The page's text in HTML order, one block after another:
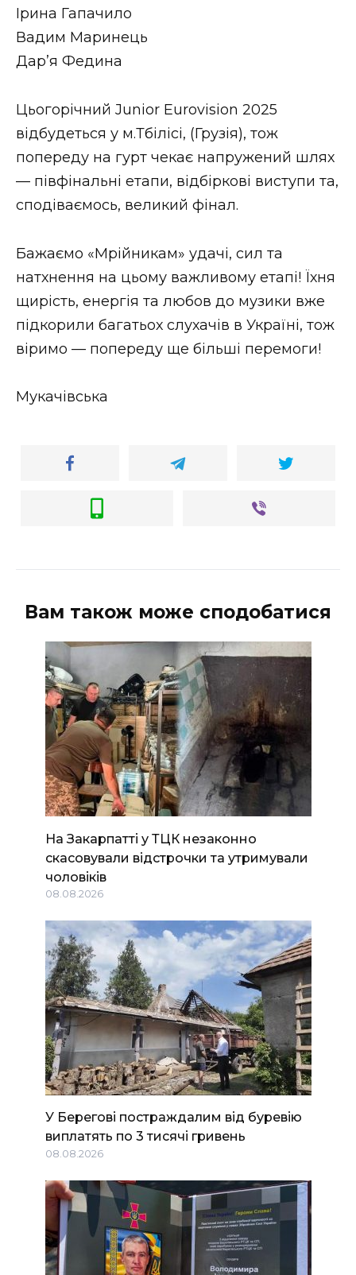
Ірина Гапачило
Вадим Маринець
Дарʼя Федина
Цьогорічний Junior Eurovision 2025
відбудеться у м.Тбілісі, (Грузія), тож
попереду на гурт чекає напружений шлях
— півфінальні етапи, відбіркові виступи та,
сподіваємось, великий фінал.
Бажаємо «Мрійникам» удачі, сил та
натхнення на цьому важливому етапі! Їхня
щирість, енергія та любов до музики вже
підкорили багатьох слухачів в Україні, тож
віримо — попереду ще більші перемоги!
Мукачівська
Вам також може сподобатися
На Закарпатті у ТЦК незаконно
скасовували відстрочки та утримували
чоловіків
08.08.2026
У Берегові постраждалим від буревію
виплатять по 3 тисячі гривень
08.08.2026